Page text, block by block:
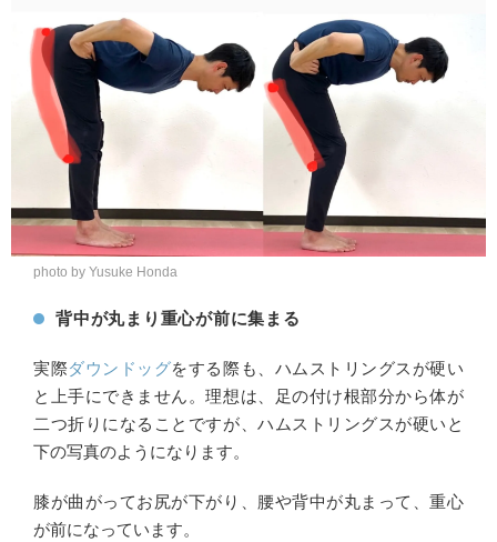
photo by Yusuke Honda
背中が丸まり重心が前に集まる
実際ダウンドッグをする際も、ハムストリングスが硬い
と上手にできません。理想は、足の付け根部分から体が
二つ折りになることですが、ハムストリングスが硬いと
下の写真のようになります。
膝が曲がってお尻が下がり、腰や背中が丸まって、重心
が前になっています。